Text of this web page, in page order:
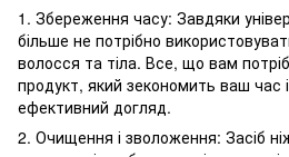
1. Збереження часу: Завдяки
більше не потрібно
волосся та тіла. Все, що вам
продукт, який зекономить ваш час
ефективний догляд.
2. Очищення і зволоження: Засіб